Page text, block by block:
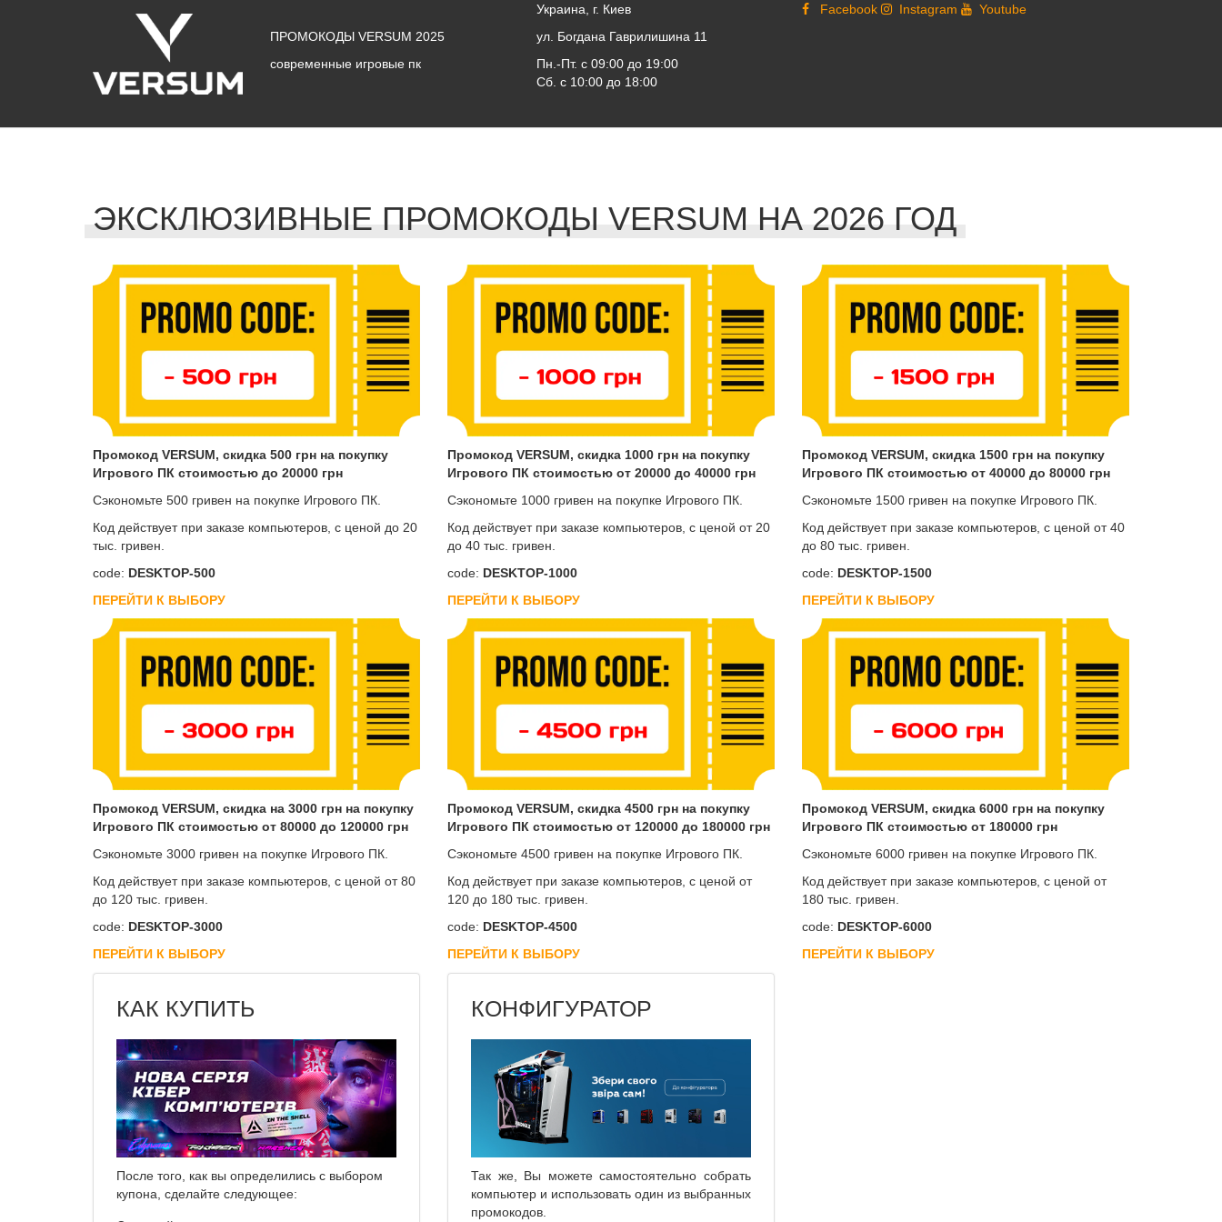
ПРОМОКОДЫ VERSUM 2025
современные игровые пк
Украина, г. Киев
ул. Богдана Гаврилишина 11
Пн.-Пт. с 09:00 до 19:00
Сб. с 10:00 до 18:00
Facebook Instagram Youtube
ЭКСКЛЮЗИВНЫЕ ПРОМОКОДЫ VERSUM НА 2026 ГОД
Промокод VERSUM, скидка 500 грн на покупку
Игрового ПК стоимостью до 20000 грн
Сэкономьте 500 гривен на покупке Игрового ПК.
Код действует при заказе компьютеров, с ценой до 20
тыс. гривен.
code: DESKTOP-500
ПЕРЕЙТИ К ВЫБОРУ
Промокод VERSUM, скидка 1000 грн на покупку
Игрового ПК стоимостью от 20000 до 40000 грн
Сэкономьте 1000 гривен на покупке Игрового ПК.
Код действует при заказе компьютеров, с ценой от 20
до 40 тыс. гривен.
code: DESKTOP-1000
ПЕРЕЙТИ К ВЫБОРУ
Промокод VERSUM, скидка 1500 грн на покупку
Игрового ПК стоимостью от 40000 до 80000 грн
Сэкономьте 1500 гривен на покупке Игрового ПК.
Код действует при заказе компьютеров, с ценой от 40
до 80 тыс. гривен.
code: DESKTOP-1500
ПЕРЕЙТИ К ВЫБОРУ
Промокод VERSUM, скидка на 3000 грн на покупку
Игрового ПК стоимостью от 80000 до 120000 грн
Сэкономьте 3000 гривен на покупке Игрового ПК.
Код действует при заказе компьютеров, с ценой от 80
до 120 тыс. гривен.
code: DESKTOP-3000
ПЕРЕЙТИ К ВЫБОРУ
Промокод VERSUM, скидка 4500 грн на покупку
Игрового ПК стоимостью от 120000 до 180000 грн
Сэкономьте 4500 гривен на покупке Игрового ПК.
Код действует при заказе компьютеров, с ценой от
120 до 180 тыс. гривен.
code: DESKTOP-4500
ПЕРЕЙТИ К ВЫБОРУ
Промокод VERSUM, скидка 6000 грн на покупку
Игрового ПК стоимостью от 180000 грн
Сэкономьте 6000 гривен на покупке Игрового ПК.
Код действует при заказе компьютеров, с ценой от
180 тыс. гривен.
code: DESKTOP-6000
ПЕРЕЙТИ К ВЫБОРУ
КАК КУПИТЬ
После того, как вы определились с выбором
купона, сделайте следующее:
КОНФИГУРАТОР
Так же, Вы можете самостоятельно собрать
компьютер и использовать один из выбранных
промокодов.